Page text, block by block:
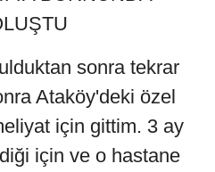
sonra tekrar
Ataköy'deki özel
için gittim. 3 ay
için ve o hastane